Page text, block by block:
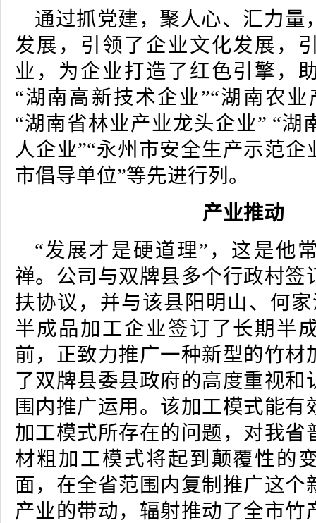
通过抓党建，聚人心、汇力量
发展，引领了企业文化发展，
业，为企业打造了红色引擎，
“湖南高新技术企业”“湖南农
“湖南省林业产业龙头企业” “湖
人企业”“永州市安全生产示范企
市倡导单位”等先进行列。
产业推动
“发展才是硬道理”，这是他
禅。公司与双牌县多个行政村签
扶协议，并与该县阳明山、何
半成品加工企业签订了长期半
前，正致力推广一种新型的竹材
了双牌县委县政府的高度重视和
围内推广运用。该加工模式能有
加工模式所存在的问题，对我省
材粗加工模式将起到颠覆性的
面，在全省范围内复制推广这个
产业的带动，辐射推动了全市竹